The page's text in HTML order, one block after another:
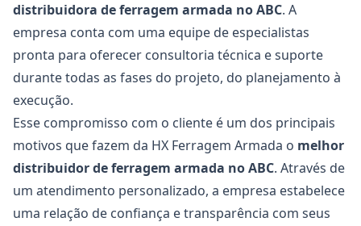
distribuidora deferragem armada no ABC. A
empresa conta com uma equipe de especialistas
pronta para oferecer consultoria técnica e suporte
durante todas as fases do projeto, do planejamento à
execução.
Esse compromisso com o cliente é um dos principais
motivos que fazem da HX Ferragem Armada o melhor
distribuidor deferragem armada no ABC. Através de
um atendimento personalizado, a empresa estabelece
uma relação de confiança e transparência com seus